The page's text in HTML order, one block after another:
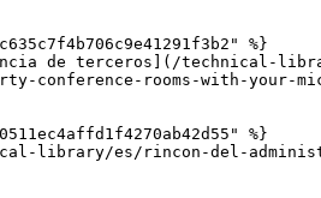
%}
de terceros](/
conference-rooms-with-your-
%}
library/es/rincon-del-